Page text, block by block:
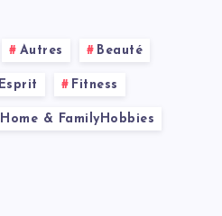
Autres Beauté
Esprit Fitness
Home & FamilyHobbies